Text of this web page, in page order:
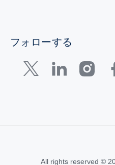
フォローする
All rights reserved ©